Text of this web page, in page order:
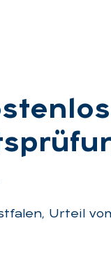
Urteil